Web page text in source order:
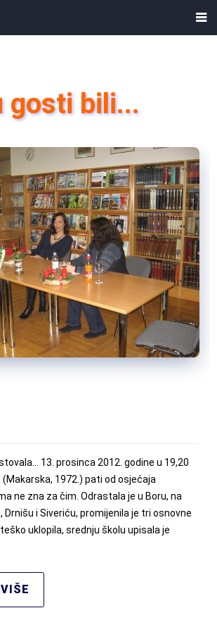
gosti bili...
13. prosinca 2012. godine u 19,20
1972.) pati od osjećaja
ne zna za čim. Odrastala je u Boru, na
Drnišu i Siveriću, promijenila je tri osnovne
uklopila, srednju školu upisala je